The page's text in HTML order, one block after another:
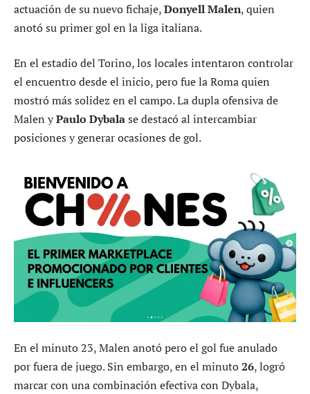
actuación de su nuevo fichaje,Donyell Malen, quien
anotó su primer gol en la liga italiana.
En el estadio del Torino, los locales intentaron controlar
el encuentro desde el inicio, pero fue la Roma quien
mostró más solidez en el campo. La dupla ofensiva de
Malen yPaulo Dybalase destacó al intercambiar
posiciones y generar ocasiones de gol.
En el minuto 23, Malen anotó pero el gol fue anulado
por fuera de juego. Sin embargo, en el minuto26, logró
marcar con una combinación efectiva con Dybala,